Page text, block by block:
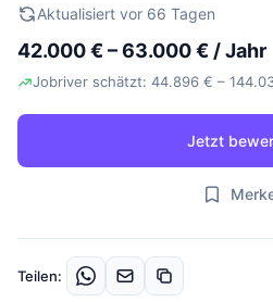
Aktualisiert vor 66 Tagen
42.000 € – 63.000 € / Jahr
Jobriver schätzt: 44.896 € –
Jetzt
Teilen: